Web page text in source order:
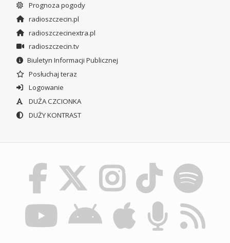
Prognoza pogody
radioszczecin.pl
radioszczecinextra.pl
radioszczecin.tv
Biuletyn Informacji Publicznej
Posłuchaj teraz
Logowanie
DUŻA CZCIONKA
DUŻY KONTRAST